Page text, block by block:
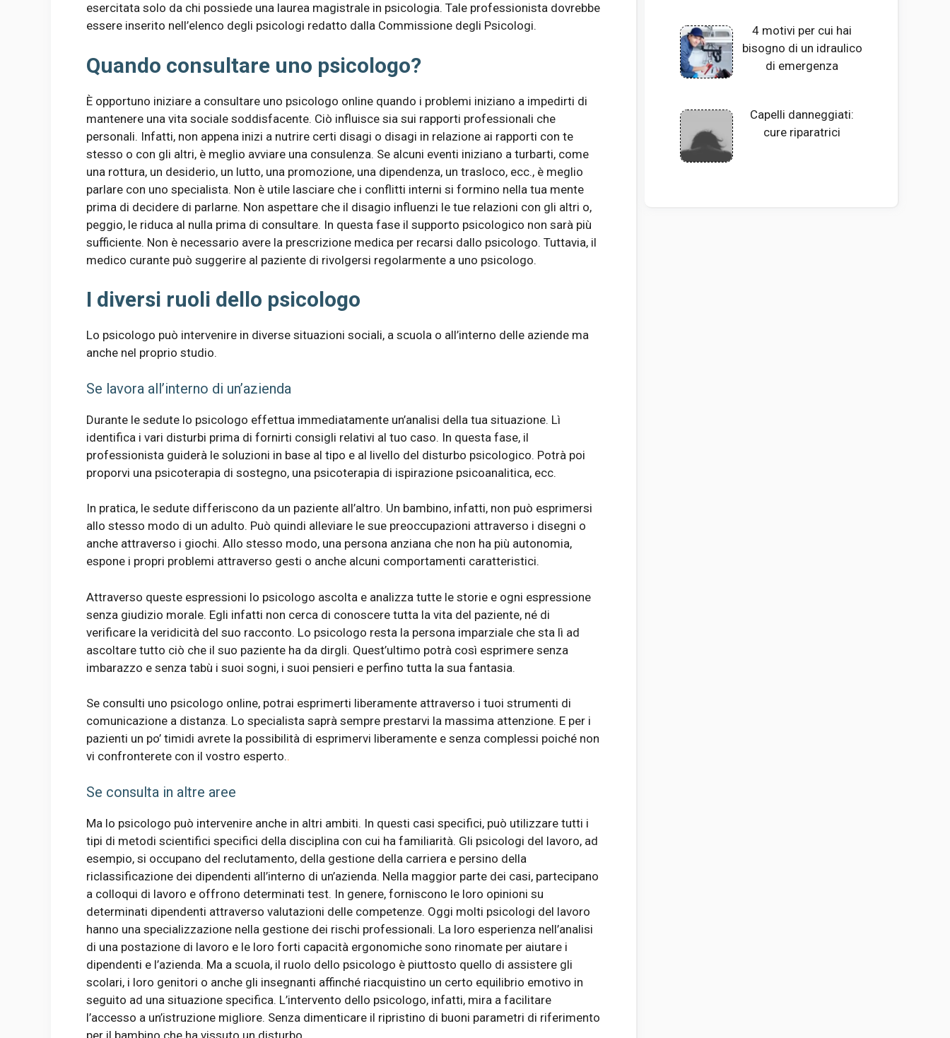
esercitata solo da chi possiede una laurea magistrale in psicologia. Tale professionista dovrebbe
essere inserito nell’elenco degli psicologi redatto dalla Commissione degli Psicologi.
Quando consultare uno psicologo?
È opportuno iniziare a consultare uno psicologo online quando i problemi iniziano a impedirti di
mantenere una vita sociale soddisfacente. Ciò influisce sia sui rapporti professionali che
personali. Infatti, non appena inizi a nutrire certi disagi o disagi in relazione ai rapporti con te
stesso o con gli altri, è meglio avviare una consulenza. Se alcuni eventi iniziano a turbarti, come
una rottura, un desiderio, un lutto, una promozione, una dipendenza, un trasloco, ecc., è meglio
parlare con uno specialista. Non è utile lasciare che i conflitti interni si formino nella tua mente
prima di decidere di parlarne. Non aspettare che il disagio influenzi le tue relazioni con gli altri o,
peggio, le riduca al nulla prima di consultare. In questa fase il supporto psicologico non sarà più
sufficiente. Non è necessario avere la prescrizione medica per recarsi dallo psicologo. Tuttavia, il
medico curante può suggerire al paziente di rivolgersi regolarmente a uno psicologo.
I diversi ruoli dello psicologo
Lo psicologo può intervenire in diverse situazioni sociali, a scuola o all’interno delle aziende ma
anche nel proprio studio.
Se lavora all’interno di un’azienda
Durante le sedute lo psicologo effettua immediatamente un’analisi della tua situazione. Lì
identifica i vari disturbi prima di fornirti consigli relativi al tuo caso. In questa fase, il
professionista guiderà le soluzioni in base al tipo e al livello del disturbo psicologico. Potrà poi
proporvi una psicoterapia di sostegno, una psicoterapia di ispirazione psicoanalitica, ecc.
In pratica, le sedute differiscono da un paziente all’altro. Un bambino, infatti, non può esprimersi
allo stesso modo di un adulto. Può quindi alleviare le sue preoccupazioni attraverso i disegni o
anche attraverso i giochi. Allo stesso modo, una persona anziana che non ha più autonomia,
espone i propri problemi attraverso gesti o anche alcuni comportamenti caratteristici.
Attraverso queste espressioni lo psicologo ascolta e analizza tutte le storie e ogni espressione
senza giudizio morale. Egli infatti non cerca di conoscere tutta la vita del paziente, né di
verificare la veridicità del suo racconto. Lo psicologo resta la persona imparziale che sta lì ad
ascoltare tutto ciò che il suo paziente ha da dirgli. Quest’ultimo potrà così esprimere senza
imbarazzo e senza tabù i suoi sogni, i suoi pensieri e perfino tutta la sua fantasia.
Se consulti uno psicologo online, potrai esprimerti liberamente attraverso i tuoi strumenti di
comunicazione a distanza. Lo specialista saprà sempre prestarvi la massima attenzione. E per i
pazienti un po’ timidi avrete la possibilità di esprimervi liberamente e senza complessi poiché non
vi confronterete con il vostro esperto..
Se consulta in altre aree
Ma lo psicologo può intervenire anche in altri ambiti. In questi casi specifici, può utilizzare tutti i
tipi di metodi scientifici specifici della disciplina con cui ha familiarità. Gli psicologi del lavoro, ad
esempio, si occupano del reclutamento, della gestione della carriera e persino della
riclassificazione dei dipendenti all’interno di un’azienda. Nella maggior parte dei casi, partecipano
a colloqui di lavoro e offrono determinati test. In genere, forniscono le loro opinioni su
determinati dipendenti attraverso valutazioni delle competenze. Oggi molti psicologi del lavoro
hanno una specializzazione nella gestione dei rischi professionali. La loro esperienza nell’analisi
di una postazione di lavoro e le loro forti capacità ergonomiche sono rinomate per aiutare i
dipendenti e l’azienda. Ma a scuola, il ruolo dello psicologo è piuttosto quello di assistere gli
scolari, i loro genitori o anche gli insegnanti affinché riacquistino un certo equilibrio emotivo in
seguito ad una situazione specifica. L’intervento dello psicologo, infatti, mira a facilitare
l’accesso a un’istruzione migliore. Senza dimenticare il ripristino di buoni parametri di riferimento
per il bambino che ha vissuto un disturbo.
4 motivi per cui hai
bisogno di un idraulico
di emergenza
Capelli danneggiati:
cure riparatrici